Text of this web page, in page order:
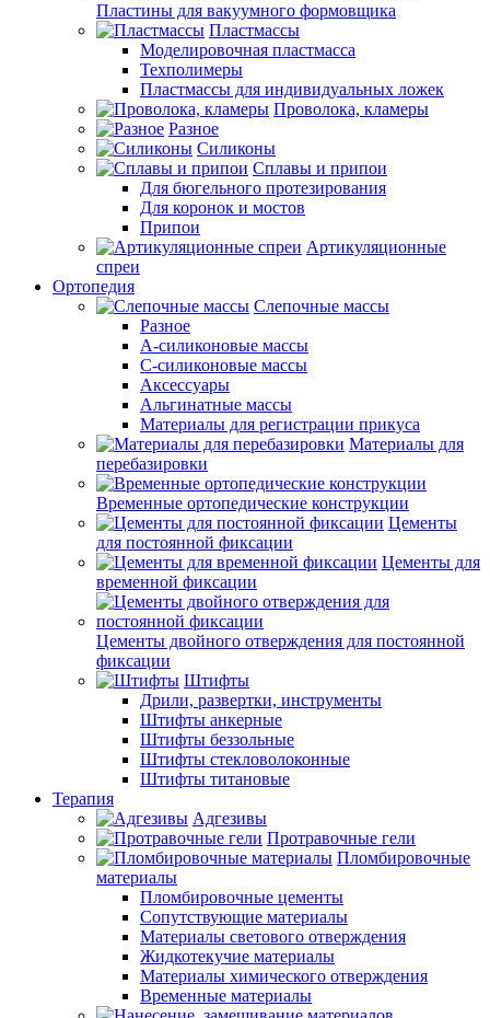
Пластины для вакуумного формовщика
Пластмассы
Моделировочная пластмасса
Техполимеры
Пластмассы для индивидуальных ложек
Проволока, кламеры
Разное
Силиконы
Сплавы и припои
Для бюгельного протезирования
Для коронок и мостов
Припои
Артикуляционные
спреи
Ортопедия
Слепочные массы
Разное
А-силиконовые массы
С-силиконовые массы
Аксессуары
Альгинатные массы
Материалы для регистрации прикуса
Материалы для
перебазировки
Временные ортопедические конструкции
Цементы
для постоянной фиксации
Цементы для
временной фиксации
Цементы двойного отверждения для постоянной
фиксации
Штифты
Дрили, развертки, инструменты
Штифты анкерные
Штифты беззольные
Штифты стекловолоконные
Штифты титановые
Терапия
Адгезивы
Протравочные гели
Пломбировочные
материалы
Пломбировочные цементы
Сопутствующие материалы
Материалы светового отверждения
Жидкотекучие материалы
Материалы химического отверждения
Временные материалы